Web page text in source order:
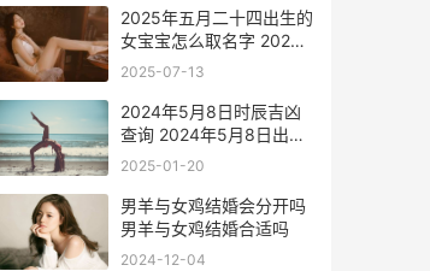
2025年五月二十四出生的
女宝宝怎么取名字 2025
年五月二十二是什么命
2025-07-13
2024年5月8日时辰吉凶
查询 2024年5月8日出生
是什么命
2025-01-20
男羊与女鸡结婚会分开吗
男羊与女鸡结婚合适吗
2024-12-04